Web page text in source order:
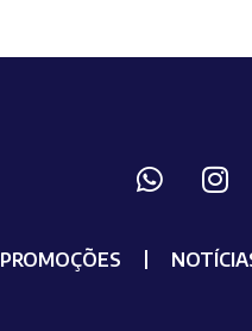
PROMOÇÕES